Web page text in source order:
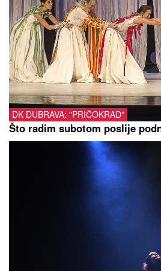
DK DUBRAVA: "PRIČOKRAD"
Što radim subotom poslije